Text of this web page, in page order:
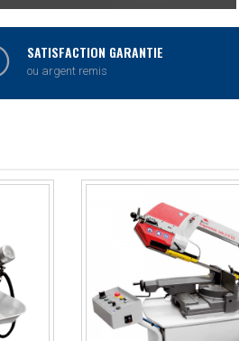
SATISFACTION GARANTIE
ou argent remis